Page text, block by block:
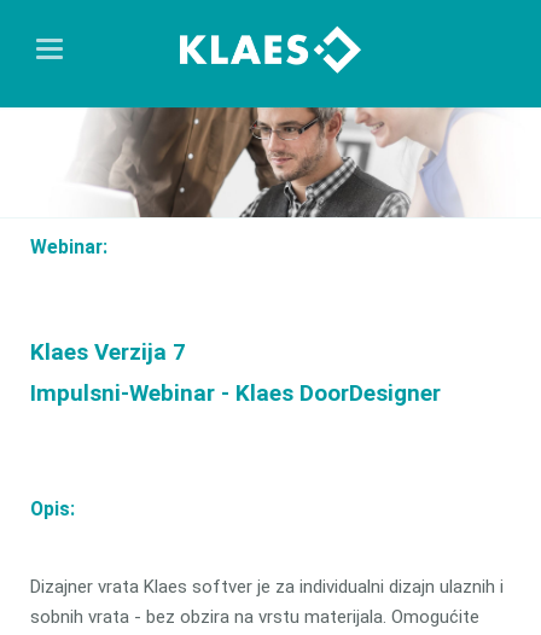
Webinar:
Klaes Verzija 7
Impulsni-Webinar - Klaes DoorDesigner
Opis:
Dizajner vrata Klaes softver je za individualni dizajn ulaznih i
sobnih vrata - bez obzira na vrstu materijala. Omogućite